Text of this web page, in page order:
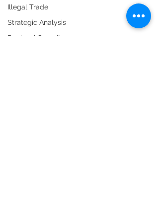
Illegal Trade
Strategic Analysis
Regional Security